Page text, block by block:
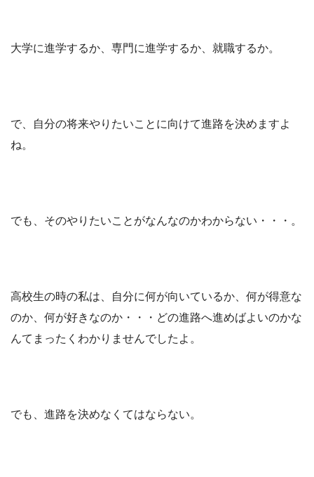
大学に進学するか、専門に進学するか、就職するか。
で、自分の将来やりたいことに向けて進路を決めますよ
ね。
でも、そのやりたいことがなんなのかわからない・・・。
高校生の時の私は、自分に何が向いているか、何が得意な
のか、何が好きなのか・・・どの進路へ進めばよいのかな
んてまったくわかりませんでしたよ。
でも、進路を決めなくてはならない。